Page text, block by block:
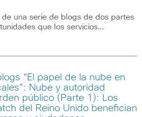
una serie de blogs de dos partes
que los servicios…
“El papel de la nube en
Nube y autoridad
público (Parte 1): Los
del Reino Unido benefician